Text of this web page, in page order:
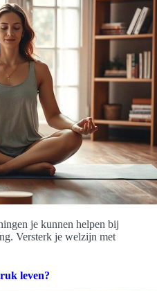
je kunnen helpen bij
Versterk je welzijn met
leven?